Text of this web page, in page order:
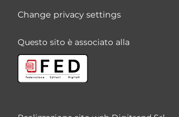
Change privacy settings
Questo sito è associato alla